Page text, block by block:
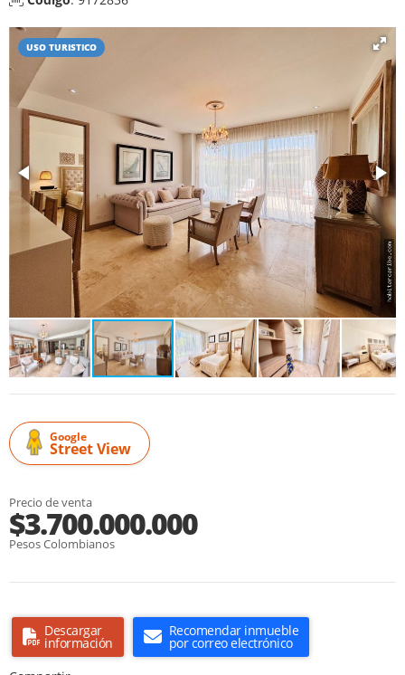
USO TURISTICO
Google
Street View
Precio de venta
$3.700.000.000
Pesos Colombianos
Descargar
información
Recomendar inmueble
por correo electrónico